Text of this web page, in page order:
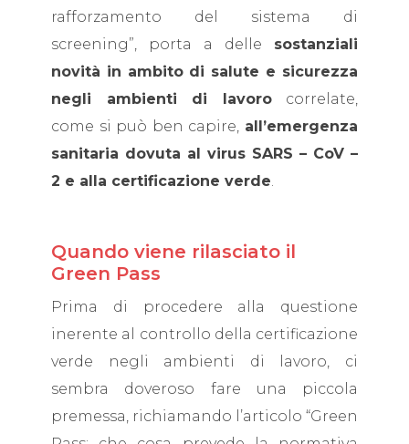
rafforzamento del sistema di
screening”, porta a delle sostanziali
novità in ambito di salute e sicurezza
negli ambienti di lavorocorrelate,
come si può ben capire, all’emergenza
sanitaria dovuta al virus SARS – CoV –
2 e alla certificazione verde.
Quando viene rilasciato il
Green Pass
Prima di procedere alla questione
inerente al controllo della certificazione
verde negli ambienti di lavoro, ci
sembra doveroso fare una piccola
premessa, richiamando l’articolo “Green